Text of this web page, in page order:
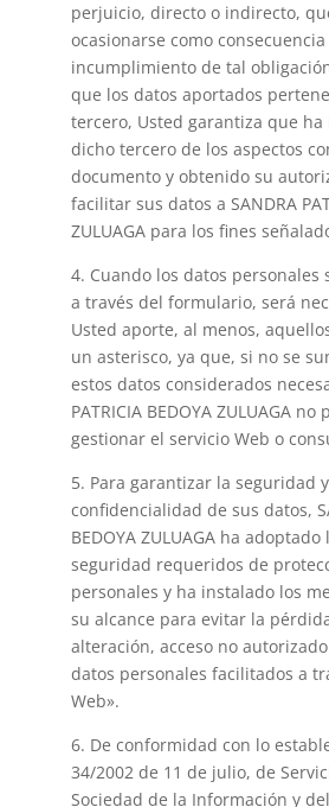
perjuicio, directo o indirecto,
ocasionarse como
incumplimiento de tal
que los datos aportados
tercero, Usted garantiza que
dicho tercero de los aspectos
documento y obtenido su
facilitar sus datos a SANDRA
ZULUAGA para los fines
4. Cuando los datos personales
a través del formulario, será
Usted aporte, al menos,
un asterisco, ya que, si no se
estos datos considerados
PATRICIA BEDOYA ZULUAGA
gestionar el servicio Web o
5. Para garantizar la seguridad y
confidencialidad de sus datos,
BEDOYA ZULUAGA ha
seguridad requeridos de
personales y ha instalado los
su alcance para evitar la
alteración, acceso no
datos personales facilitados a
Web».
6. De conformidad con lo
34/2002 de 11 de julio, de
Sociedad de la Información y